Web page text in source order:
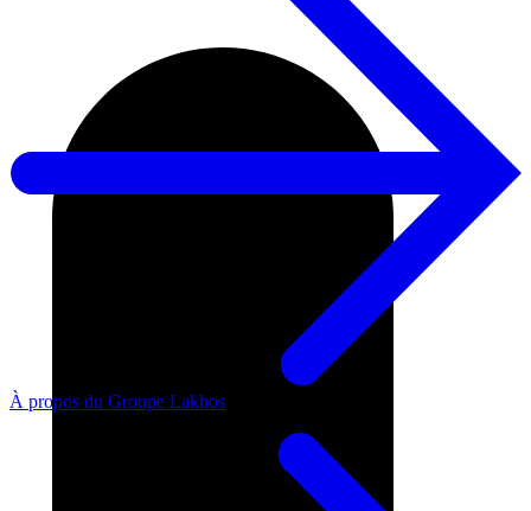
À propos du Groupe Lakhos